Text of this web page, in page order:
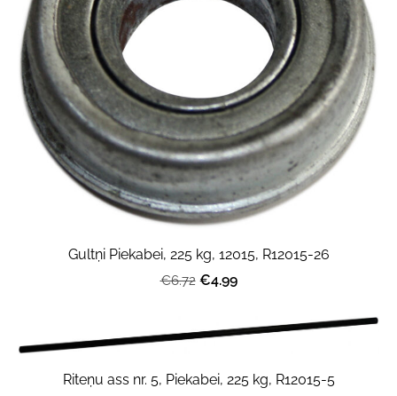
Gultņi Piekabei, 225 kg, 12015, R12015-26
€6.72 €4.99
Riteņu ass nr. 5, Piekabei, 225 kg, R12015-5